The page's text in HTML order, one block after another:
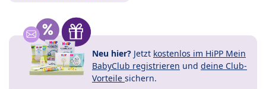
Neu hier? Jetzt kostenlos im HiPP Mein
BabyClub registrieren und deine Club-
Vorteile sichern.